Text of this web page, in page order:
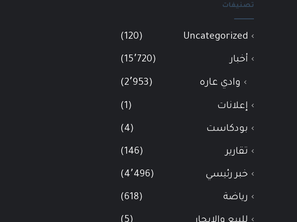
تصنيفات
Uncategorized
(120)
أخبار (15٬720)
وادي عاره (2٬953)
إعلانات (1)
بودكاست (4)
تقارير (146)
خبر رئيسي (4٬496)
رياضة (618)